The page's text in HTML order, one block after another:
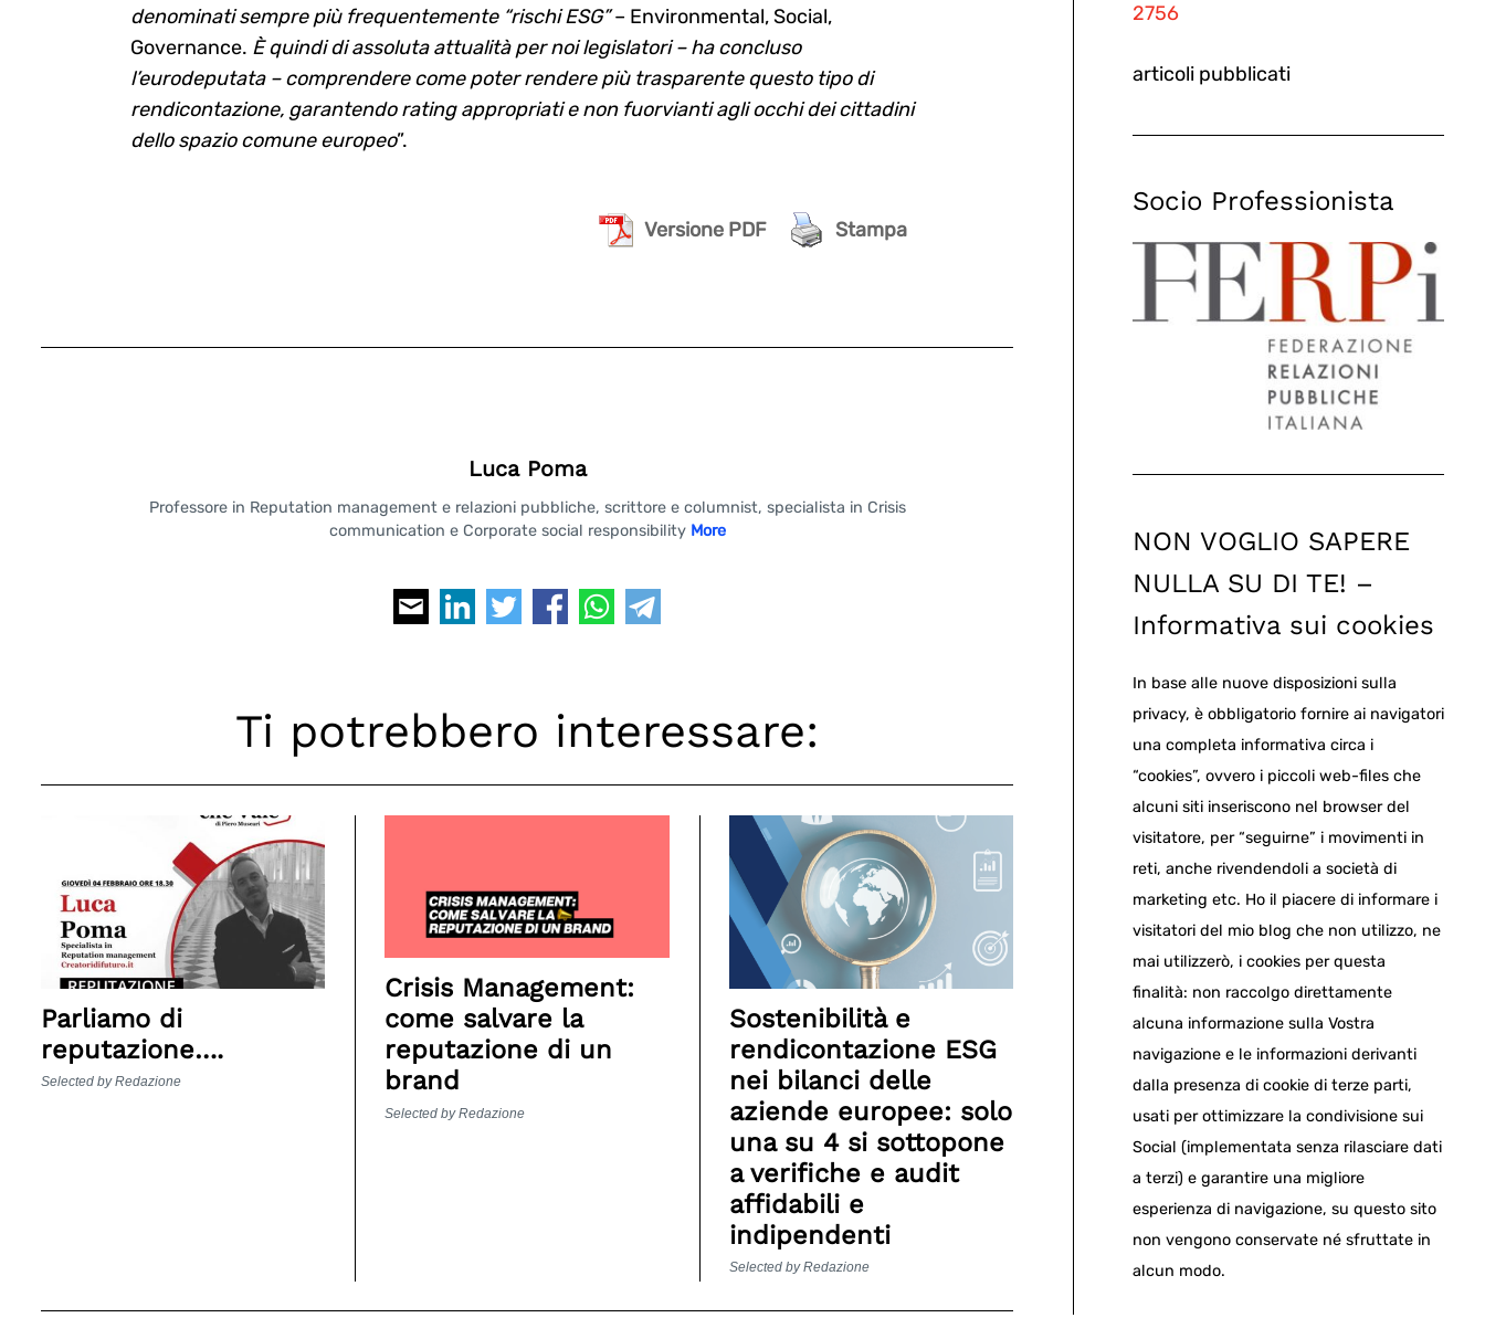
denominati sempre più frequentemente “rischi ESG”– Environmental, Social,
Governance. È quindi di assoluta attualità per noi legislatori – ha concluso
l’eurodeputata – comprendere come poter rendere più trasparente questo tipo di
rendicontazione, garantendo rating appropriati e non fuorvianti agli occhi dei cittadini
dello spazio comune europeo”.
Versione PDF Stampa
Luca Poma
Professore in Reputation management e relazioni pubbliche, scrittore e columnist, specialista in Crisis
communication e Corporate social responsibility More
Ti potrebbero interessare:
Parliamo di
reputazione….
Selected by Redazione
Crisis Management:
come salvare la
reputazione di un
brand
Selected by Redazione
Sostenibilità e
rendicontazione ESG
nei bilanci delle
aziende europee: solo
una su 4 si sottopone
a verifiche e audit
affidabili e
indipendenti
Selected by Redazione
2756
articoli pubblicati
Socio Professionista
NON VOGLIO SAPERE
NULLA SU DI TE! –
Informativa sui cookies
In base alle nuove disposizioni sulla
privacy, è obbligatorio fornire ai navigatori
una completa informativa circa i
“cookies”, ovvero i piccoli web-files che
alcuni siti inseriscono nel browser del
visitatore, per “seguirne” i movimenti in
reti, anche rivendendoli a società di
marketing etc. Ho il piacere di informare i
visitatori del mio blog che non utilizzo, ne
mai utilizzerò, i cookies per questa
finalità: non raccolgo direttamente
alcuna informazione sulla Vostra
navigazione e le informazioni derivanti
dalla presenza di cookie di terze parti,
usati per ottimizzare la condivisione sui
Social (implementata senza rilasciare dati
a terzi) e garantire una migliore
esperienza di navigazione, su questo sito
non vengono conservate né sfruttate in
alcun modo.